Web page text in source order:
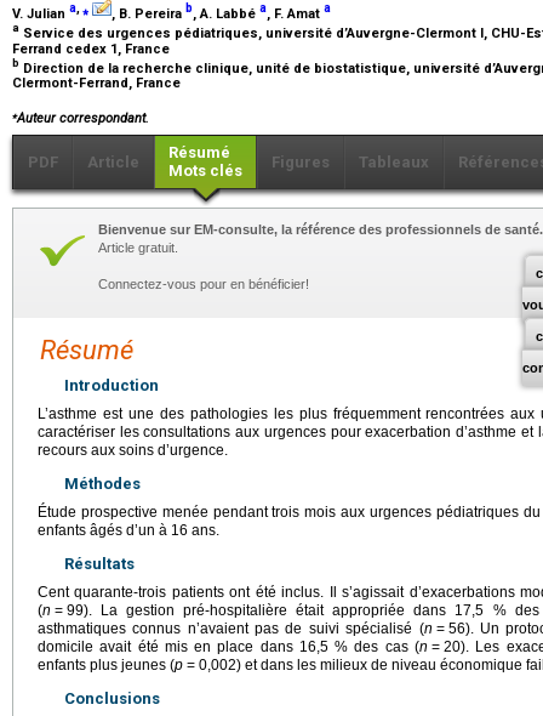
V. Julian a,⁎ , B. Pereira b, A. Labbé a, F. Amat a
a Service des urgences pédiatriques, université d’Auvergne-Clermont I, CHU-
Ferrand cedex 1, France
b Direction de la recherche clinique, unité de biostatistique, université
Clermont-Ferrand, France
⁎Auteur correspondant.
PDF Article
Résumé
Mots clés
Figures Tableaux
Bienvenue sur EM-consulte, la référence des professionnels de santé.
Article gratuit.
Connectez-vous pour en bénéficier!
Résumé
Introduction
L’asthme est une des pathologies les plus fréquemment rencontrées
caractériser les consultations aux urgences pour exacerbation d’asthme
recours aux soins d’urgence.
Méthodes
Étude prospective menée pendant trois mois aux urgences pédiatriques
enfants âgés d’un à 16 ans.
Résultats
Cent quarante-trois patients ont été inclus. Il s’agissait d’exacerbations
(n = 99). La gestion pré-hospitalière était appropriée dans 17,5 %
asthmatiques connus n’avaient pas de suivi spécialisé (n = 56). Un
domicile avait été mis en place dans 16,5 % des cas (n = 20). Les
enfants plus jeunes (p = 0,002) et dans les milieux de niveau économique
Conclusions